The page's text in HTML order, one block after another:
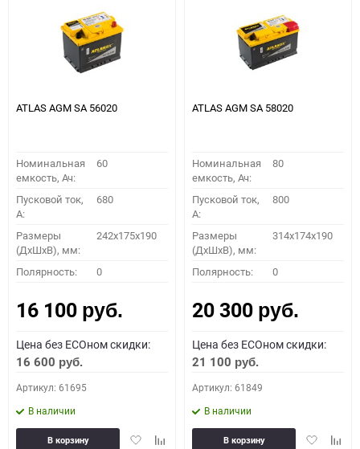
ATLAS AGM SA 56020
Номинальная
емкость, Ач:
60
Пусковой ток,
A:
680
Размеры
(ДхШхВ), мм:
242x175x190
Полярность: 0
16 100 руб.
Цена без ECOном скидки:
16 600 руб.
Артикул: 61695
В наличии
ДобавитьДобавить
В корзину
ATLAS AGM SA 58020
Номинальная
емкость, Ач:
80
Пусковой ток,
A:
800
Размеры
(ДхШхВ), мм:
314x174x190
Полярность: 0
20 300 руб.
Цена без ECOном скидки:
21 100 руб.
Артикул: 61849
В наличии
Добавить
В корзину